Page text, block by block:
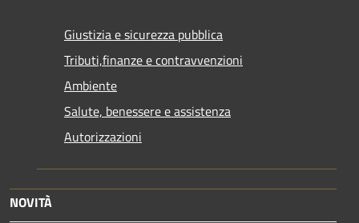
Giustizia e sicurezza pubblica
Tributi,finanze e contravvenzioni
Ambiente
Salute, benessere e assistenza
Autorizzazioni
NOVITÀ